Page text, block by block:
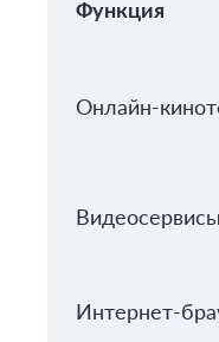
Функция
Онлайн-
Видеосервисы
Интернет-